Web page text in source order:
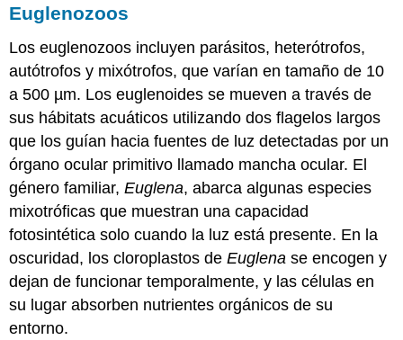
Euglenozoos
Los euglenozoos incluyen parásitos, heterótrofos,
autótrofos y mixótrofos, que varían en tamaño de 10
a 500 µm. Los euglenoides se mueven a través de
sus hábitats acuáticos utilizando dos flagelos largos
que los guían hacia fuentes de luz detectadas por un
órgano ocular primitivo llamado mancha ocular. El
género familiar,Euglena, abarca algunas especies
mixotróficas que muestran una capacidad
fotosintética solo cuando la luz está presente. En la
oscuridad, los cloroplastos deEuglena se encogen y
dejan de funcionar temporalmente, y las células en
su lugar absorben nutrientes orgánicos de su
entorno.